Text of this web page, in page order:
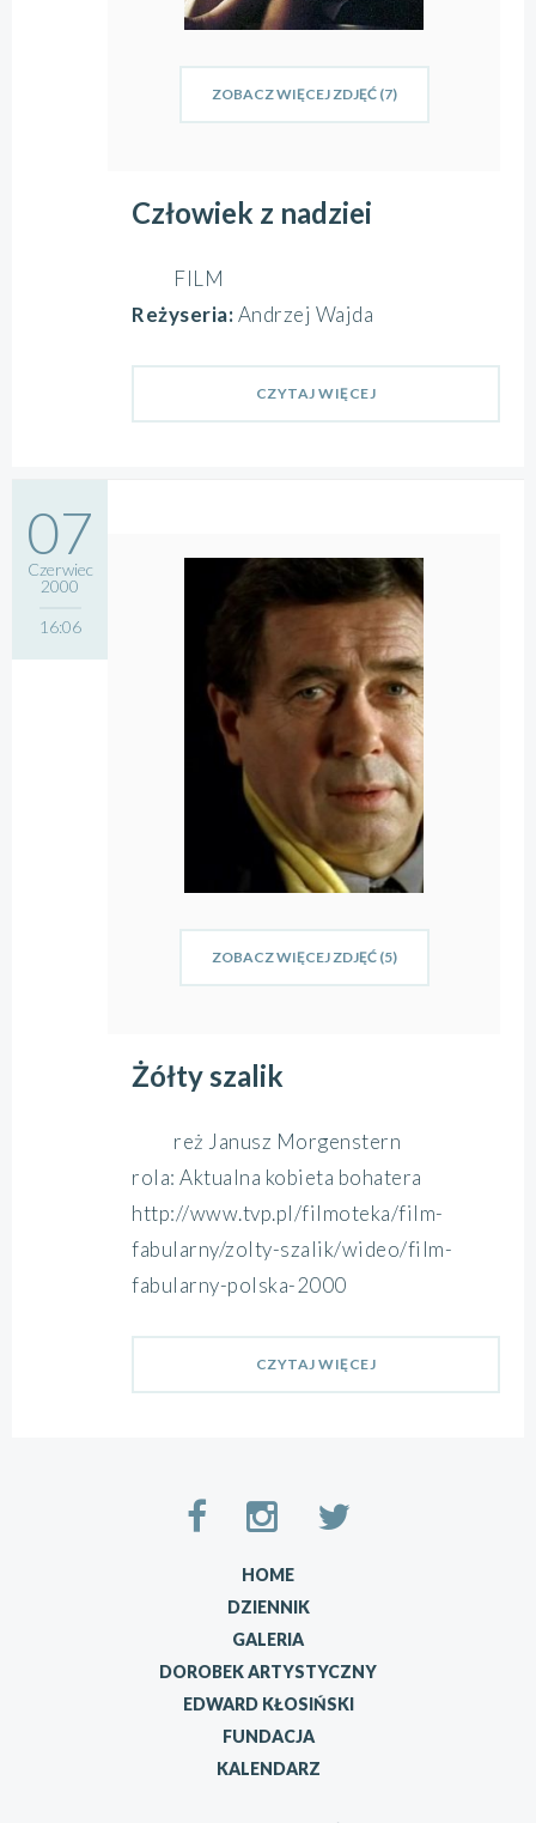
ZOBACZ WIĘCEJ ZDJĘĆ (7)
Człowiek z nadziei
FILM
Reżyseria:Andrzej Wajda
CZYTAJ WIĘCEJ
07
Czerwiec
2000
16:06
ZOBACZ WIĘCEJ ZDJĘĆ (5)
Żółty szalik
reż Janusz Morgenstern
rola: Aktualna kobieta bohatera
http://www.tvp.pl/filmoteka/film-
fabularny/zolty-szalik/wideo/film-
fabularny-polska-2000
CZYTAJ WIĘCEJ
HOME
DZIENNIK
GALERIA
DOROBEK ARTYSTYCZNY
EDWARD KŁOSIŃSKI
FUNDACJA
KALENDARZ